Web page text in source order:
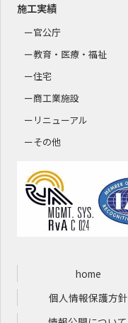
施工実績
官公庁
教育・医療・福祉
住宅
商工業施設
リニューアル
その他
home
個人情報保護方針